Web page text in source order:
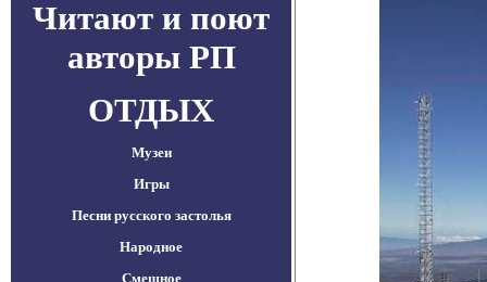
Читают и поют
авторы РП
ОТДЫХ
Музеи
Игры
Песни русского застолья
Народное
Смешное